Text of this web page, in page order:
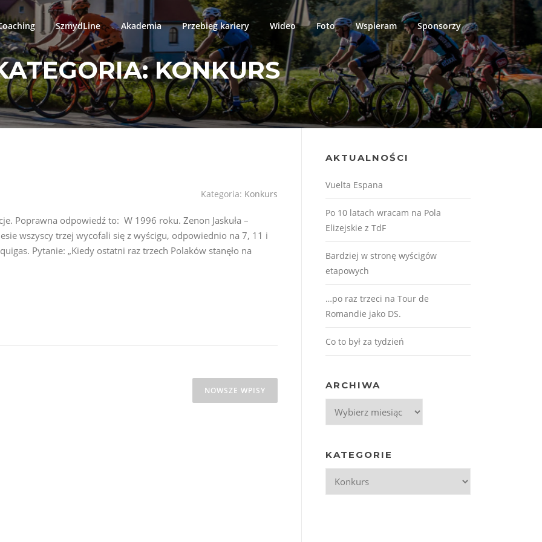
SzmydLine Akademia Przebieg kariery Wideo Foto Wspieram Sponsorzy
KONKURS
Kategoria: Konkurs
Poprawna odpowiedź to: W 1996 roku. Zenon Jaskuła –
wszyscy trzej wycofali się z wyścigu, odpowiednio na 7, 11 i
Pytanie: „Kiedy ostatni raz trzech Polaków stanęło na
NOWSZE WPISY
AKTUALNOŚCI
Vuelta Espana
Po 10 latach wracam na Pola
Elizejskie z TdF
Bardziej w stronę wyścigów
etapowych
…po raz trzeci na Tour de
Romandie jako DS.
Co to był za tydzień
ARCHIWA
Archiwa
KATEGORIE
Kategorie